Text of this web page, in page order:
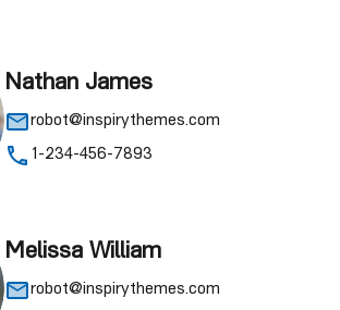
Nathan James
robot@inspirythemes.com
1-234-456-7893
Melissa William
robot@inspirythemes.com